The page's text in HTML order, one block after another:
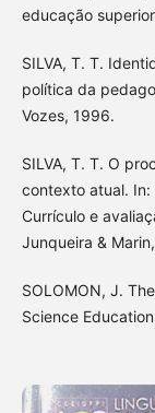
educação
SILVA, T. T.
política da
Vozes, 1996.
SILVA, T. T. O
contexto atual. In:
Currículo e
Junqueira &
SOLOMON, J.
Science